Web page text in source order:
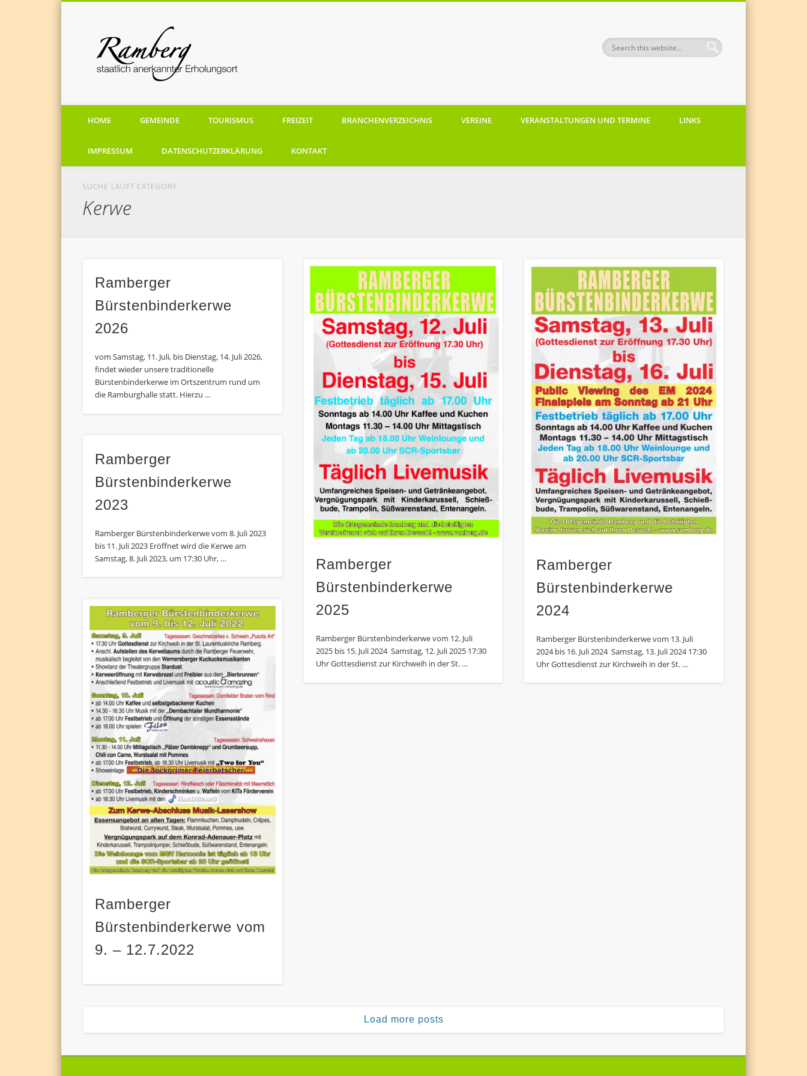
staatlich anerkannten Erholungsort
HOME GEMEINDE TOURISMUS FREIZEIT BRANCHENVERZEICHNIS VEREINE VERANSTALTUNGEN UND TERMINE LINKS
IMPRESSUM DATENSCHUTZERKLÄRUNG KONTAKT
SUCHE LÄUFT CATEGORY
Kerwe
Ramberger
Bürstenbinderkerwe
2026
vom Samstag, 11. Juli, bis Dienstag, 14. Juli 2026,
findet wieder unsere traditionelle
Bürstenbinderkerwe im Ortszentrum rund um
die Ramburghalle statt. Hierzu …
Ramberger
Bürstenbinderkerwe
2025
Ramberger Bürstenbinderkerwe vom 12. Juli
2025 bis 15. Juli 2024 Samstag, 12. Juli 2025 17:30
Uhr Gottesdienst zur Kirchweih in der St. …
Ramberger
Bürstenbinderkerwe
2024
Ramberger Bürstenbinderkerwe vom 13. Juli
2024 bis 16. Juli 2024 Samstag, 13. Juli 2024 17:30
Uhr Gottesdienst zur Kirchweih in der St. …
Ramberger
Bürstenbinderkerwe
2023
Ramberger Bürstenbinderkerwe vom 8. Juli 2023
bis 11. Juli 2023 Eröffnet wird die Kerwe am
Samstag, 8. Juli 2023, um 17:30 Uhr, …
Ramberger
Bürstenbinderkerwe vom
9. – 12.7.2022
Load more posts